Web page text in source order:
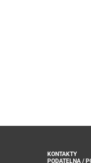
KONTAKTY
PODATELNA /